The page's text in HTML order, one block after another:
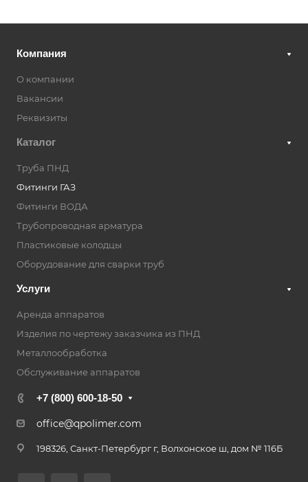
Компания
О компании
Вакансии
Реквизиты
Каталог
Труба ПНД
Фитинги ГАЗ
Фитинги ВОДА
Трубопроводная арматура
Пластиковые колодцы
Оборудование для сварки труб
Услуги
Аренда аппаратов
Изделия по чертежу заказчика из ПНД
Металлообработка
Обслуживание аппаратов
+7 (800) 600-18-50
office@qpolimer.com
198326, Санкт-Петербург г, Волхонское ш, дом № 116Б